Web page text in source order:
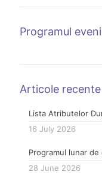
Programul
Articole recente
Lista Atributelor
16 July 2026
Programul lunar
28 June 2026